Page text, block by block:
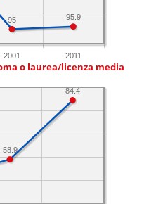
2001 2011
95.9
95
o laurea/licenza media
84.4
58.9